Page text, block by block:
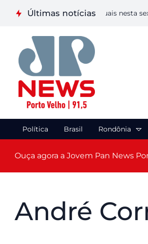
Últimas notícias
etapa de Artes Visuais nesta sexta-
Política Brasil Rondônia
Ouça agora a Jovem Pan News
André